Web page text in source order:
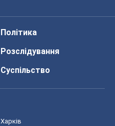
Політика
Розслідування
Суспільство
Харків